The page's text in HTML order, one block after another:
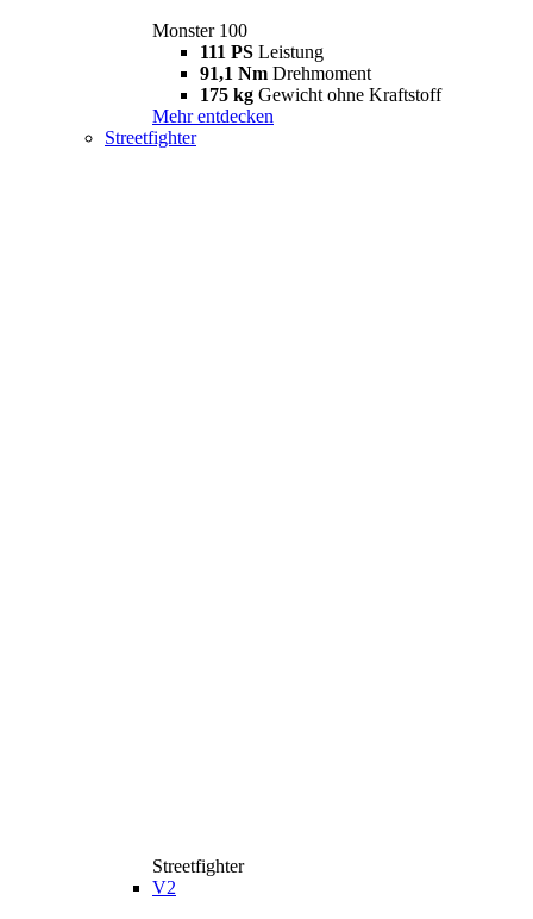
Monster 100
111 PS Leistung
91,1 Nm Drehmoment
175 kg Gewicht ohne Kraftstoff
Mehr entdecken
Streetfighter
Streetfighter
V2